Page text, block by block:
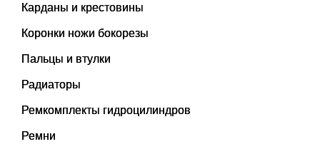
Карданы и крестовины
Коронки ножи бокорезы
Пальцы и втулки
Радиаторы
Ремкомплекты гидроцилиндров
Ремни